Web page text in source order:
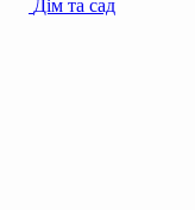
Дім та сад